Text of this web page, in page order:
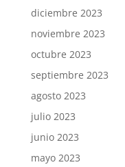
diciembre 2023
noviembre 2023
octubre 2023
septiembre 2023
agosto 2023
julio 2023
junio 2023
mayo 2023